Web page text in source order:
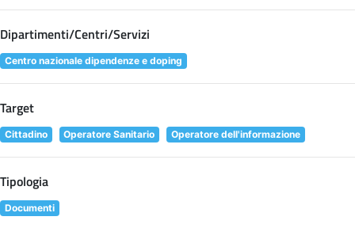
Dipartimenti/Centri/Servizi
Centro nazionale dipendenze e doping
Target
Cittadino Operatore Sanitario Operatore dell'informazione
Tipologia
Documenti